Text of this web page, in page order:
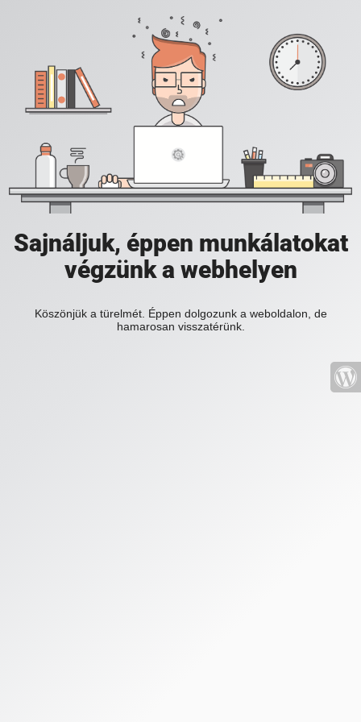
Sajnáljuk, éppen munkálatokat
végzünk a webhelyen
Köszönjük a türelmét. Éppen dolgozunk a weboldalon, de
hamarosan visszatérünk.